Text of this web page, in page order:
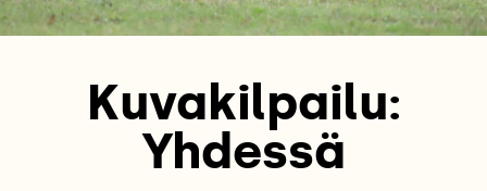
Kuvakilpailu:
Yhdessä